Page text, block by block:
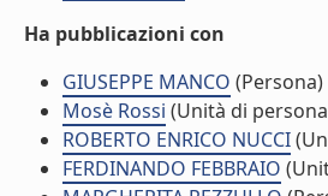
Ha pubblicazioni con
GIUSEPPE MANCO (Persona)
Mosè Rossi (Unità di
ROBERTO ENRICO NUCCI
FERDINANDO FEBBRAIO